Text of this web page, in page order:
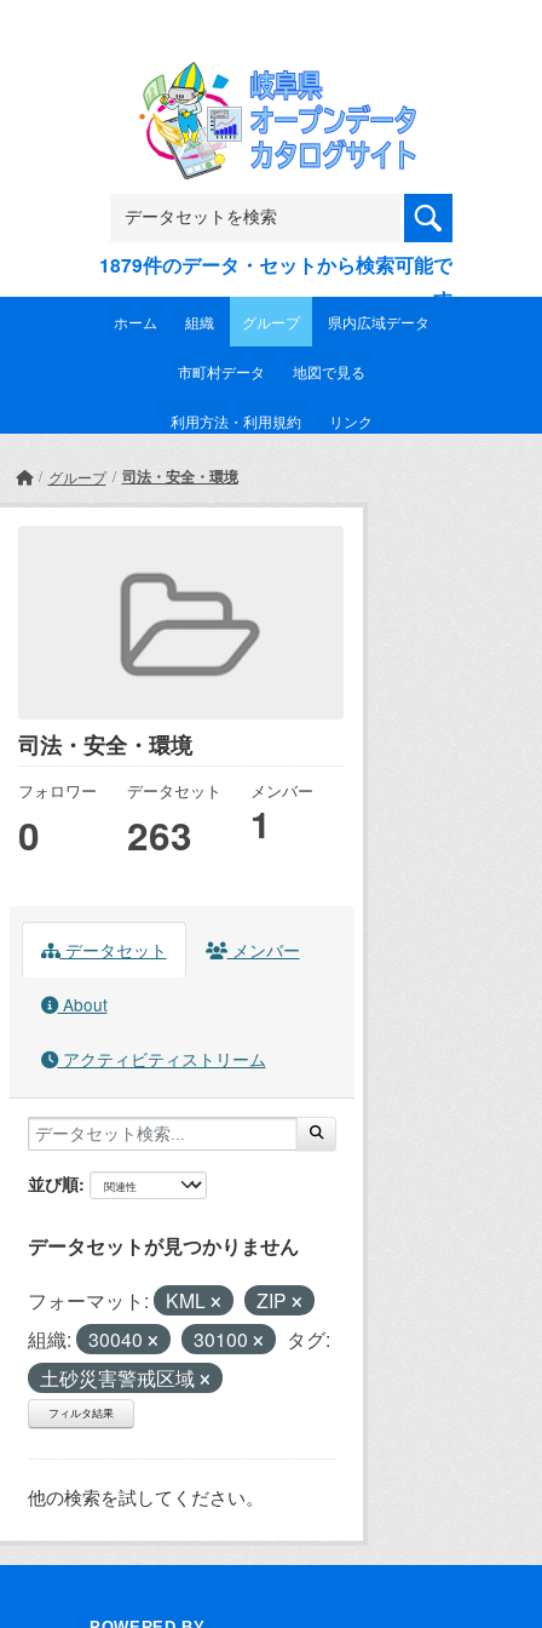
1879件のデータ・セットから検索可能で
す
ホーム 組織 グループ 県内広域データ
市町村データ 地図で見る
利用方法・利用規約 リンク
グループ 司法・安全・環境
司法・安全・環境
フォロワー
0
データセット
263
メンバー
1
データセット メンバー
About
アクティビティストリーム
並び順
データセットが見つかりません
フォーマット: KML
ZIP
組織:
30040 30100
タグ:
土砂災害警戒区域
フィルタ結果
他の検索を試してください。